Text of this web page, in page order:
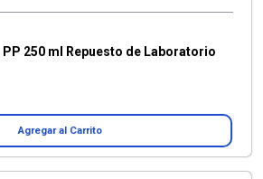
250 ml Repuesto de Laboratorio
Agregar al Carrito